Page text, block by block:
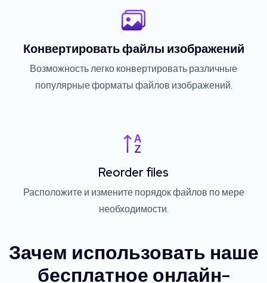
Конвертировать файлы изображений
Возможность легко конвертировать различные
популярные форматы файлов изображений.
Reorder files
Расположите и измените порядок файлов по мере
необходимости.
Зачем использовать наше
бесплатное онлайн-